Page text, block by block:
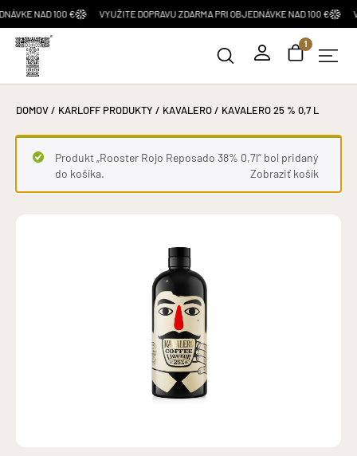
100 € VYUŽITE DOPRAVU ZDARMA PRI OBJEDNÁVKE NAD 100 € VYUŽITE
1
DOMOV/ KARLOFF PRODUKTY / KAVALERO/ KAVALERO 25 % 0,7 L
Produkt „Rooster Rojo Reposado 38% 0,7l“ bol pridaný
do košíka.
Zobraziť košík